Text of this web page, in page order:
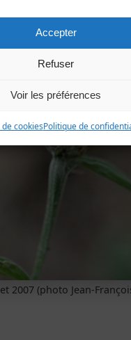
Accepter
Refuser
Voir les préférences
cookiesPolitique de
2007 (photo Jean-